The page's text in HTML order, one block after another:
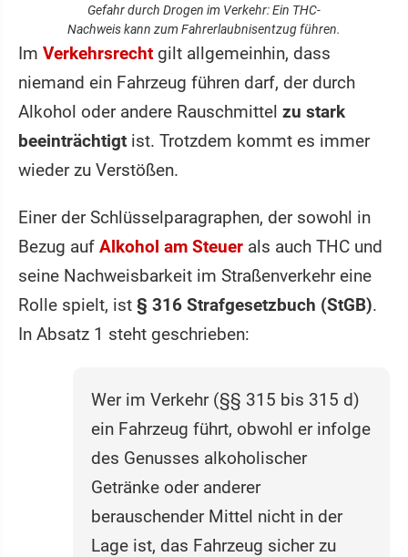
Gefahr durch Drogen im Verkehr: Ein THC-
Nachweis kann zum Fahrerlaubnisentzug führen.
Im Verkehrsrecht gilt allgemeinhin, dass
niemand ein Fahrzeug führen darf, der durch
Alkohol oder andere Rauschmittel zu stark
beeinträchtigt ist. Trotzdem kommt es immer
wieder zu Verstößen.
Einer der Schlüsselparagraphen, der sowohl in
Bezug auf Alkohol am Steuer als auch THC und
seine Nachweisbarkeit im Straßenverkehr eine
Rolle spielt, ist § 316 Strafgesetzbuch (StGB).
In Absatz 1 steht geschrieben:
Wer im Verkehr (§§ 315 bis 315 d)
ein Fahrzeug führt, obwohl er infolge
des Genusses alkoholischer
Getränke oder anderer
berauschender Mittel nicht in der
Lage ist, das Fahrzeug sicher zu